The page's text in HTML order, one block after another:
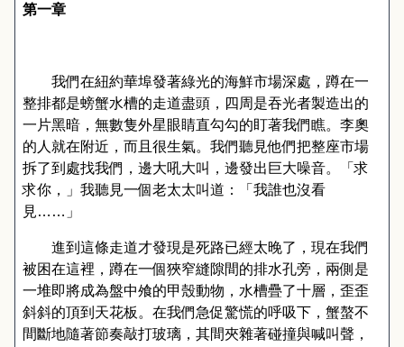
第一章
我們在紐約華埠發著綠光的海鮮市場深處，蹲在一
整排都是螃蟹水槽的走道盡頭，四周是吞光者製造出的
一片黑暗，無數隻外星眼睛直勾勾的盯著我們瞧。李奧
的人就在附近，而且很生氣。我們聽見他們把整座市場
拆了到處找我們，邊大吼大叫，邊發出巨大噪音。「求
求你，」我聽見一個老太太叫道：「我誰也沒看
見……」
進到這條走道才發現是死路已經太晚了，現在我們
被困在這裡，蹲在一個狹窄縫隙間的排水孔旁，兩側是
一堆即將成為盤中飧的甲殼動物，水槽疊了十層，歪歪
斜斜的頂到天花板。在我們急促驚慌的呼吸下，蟹螯不
間斷地隨著節奏敲打玻璃，其間夾雜著碰撞與喊叫聲，